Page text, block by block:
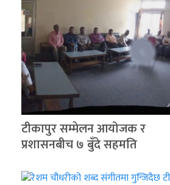
टीकापुर सम्मेलन आयोजक र
प्रशासनबीच ७ बुँदे सहमति